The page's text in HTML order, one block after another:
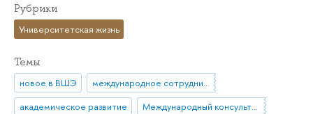
Рубрики
Университетская жизнь
Темы
новое в ВШЭ
международное сотрудничество
академическое развитие
Международный консультативный комитет НИУ ВШЭ